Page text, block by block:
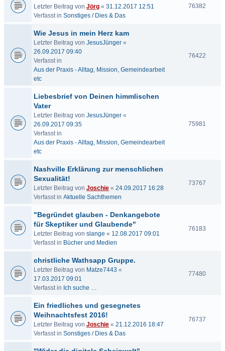
Letzter Beitrag von Jörg « 31.12.2017 12:51
Verfasst in Sonstiges / Dies & Das
76382
Wie Jesus in mein Herz kam
Letzter Beitrag von JesusJünger «
26.09.2017 09:40
Verfasst in
Aus der Praxis - Alltag, Mission, Gemeindearbeit
etc
76422
Liebesbrief von Deinen himmlischen
Vater
Letzter Beitrag von JesusJünger «
26.09.2017 09:35
Verfasst in
Aus der Praxis - Alltag, Mission, Gemeindearbeit
etc
75981
Nashville Erklärung zur menschlichen
Sexualität!
Letzter Beitrag von Joschie « 24.09.2017 16:28
Verfasst in Aktuelle Sachthemen
73767
"Begründet glauben - Denkangebote
für Skeptiker und Glaubende"
Letzter Beitrag von slange « 12.08.2017 09:01
Verfasst in Bücher und Medien
76183
christliche Wathsapp Gruppe.
Letzter Beitrag von Matze7443 «
17.03.2017 09:01
Verfasst in Ich suche …
77480
Ein friedliches und gesegnetes
Weihnachtsfest 2016!
Letzter Beitrag von Joschie « 21.12.2016 18:47
Verfasst in Sonstiges / Dies & Das
76737